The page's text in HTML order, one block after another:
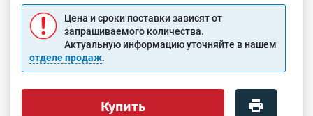
Цена и сроки поставки зависят от
запрашиваемого количества.
Актуальную информацию уточняйте в нашем
отделе продаж.
Купить